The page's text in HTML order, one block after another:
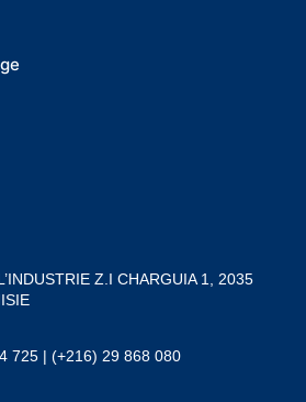
Z.I CHARGUIA 1, 2035
725 | (+216) 29 868 080